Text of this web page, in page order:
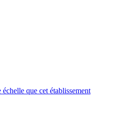
que cet établissement